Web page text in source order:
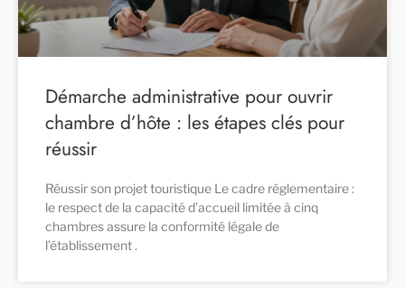
Démarche administrative pour ouvrir
chambre d’hôte : les étapes clés pour
réussir
Réussir son projet touristique Le cadre réglementaire :
le respect de la capacité d’accueil limitée à cinq
chambres assure la conformité légale de
l’établissement .